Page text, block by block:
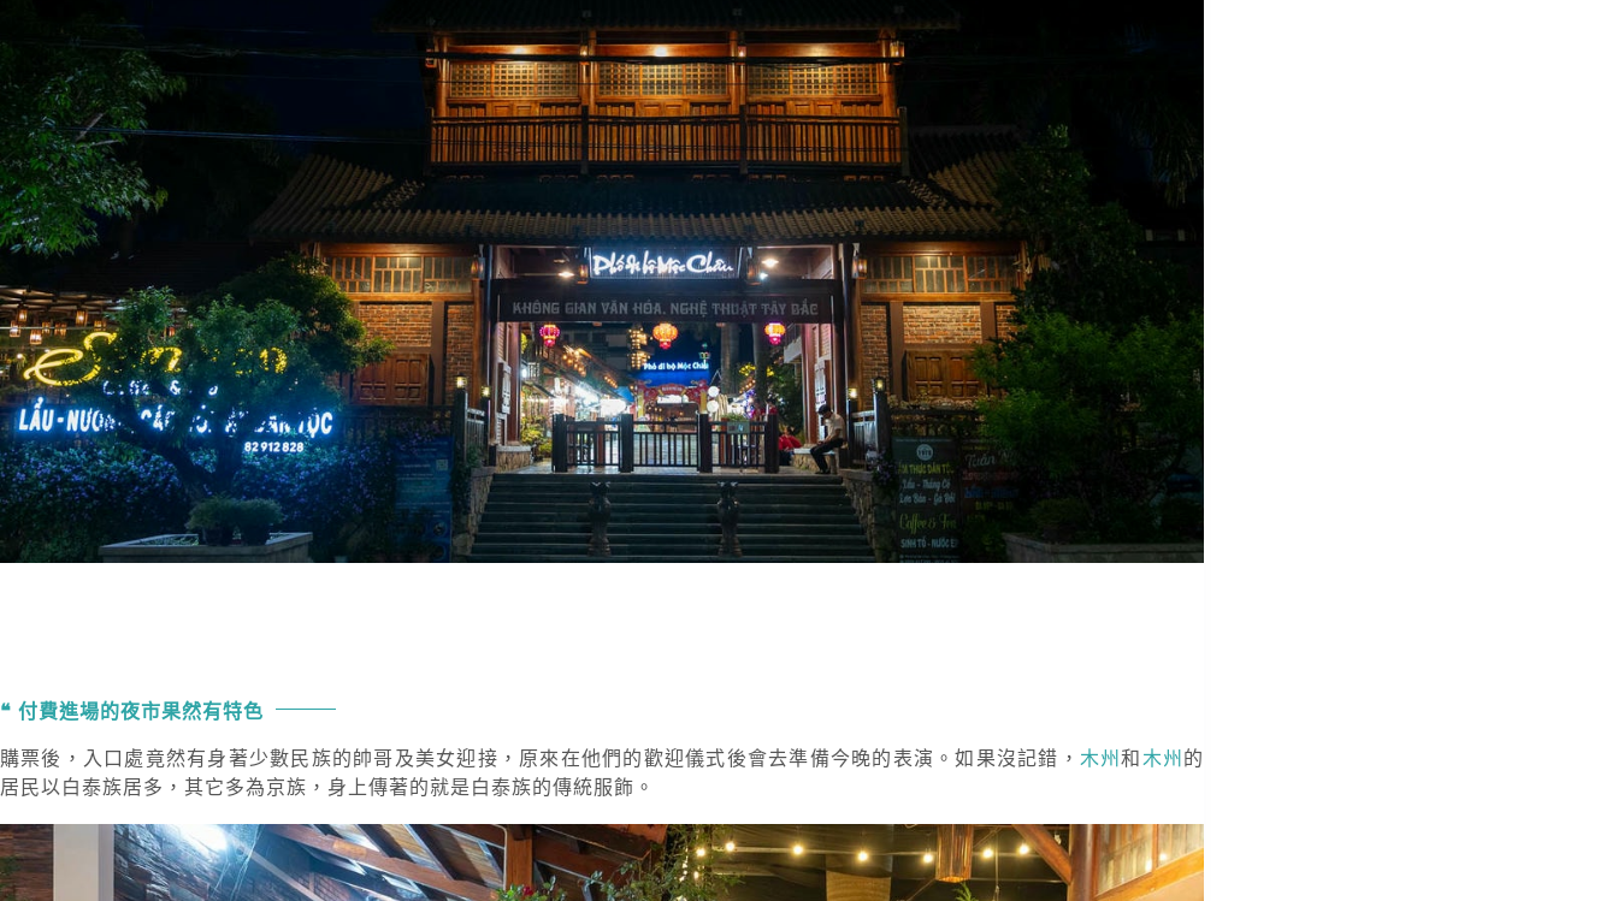
付費進場的夜市果然有特色
購票後，入口處竟然有身著少數民族的帥哥及美女迎接，原來在他們的歡迎儀式後會去準備今晚的表演。如果沒記錯， 木州和 木州 的
居民以白泰族居多，其它多為京族，身上傳著的就是白泰族的傳統服飾。